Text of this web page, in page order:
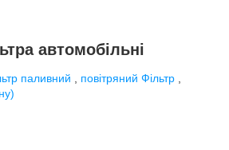
автомобільні
паливний повітряний Фільтр